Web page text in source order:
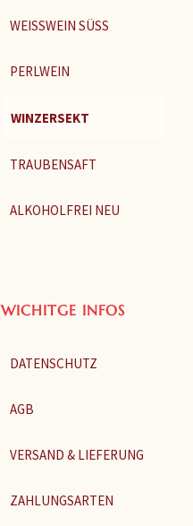
WEISSWEIN SÜSS
PERLWEIN
WINZERSEKT
TRAUBENSAFT
ALKOHOLFREI NEU
WICHITGE INFOS
DATENSCHUTZ
AGB
VERSAND & LIEFERUNG
ZAHLUNGSARTEN